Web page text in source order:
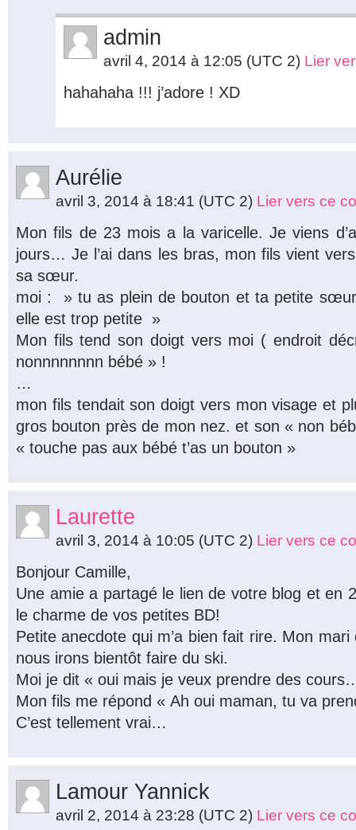
admin
avril 4, 2014 à 12:05 (UTC 2) Lier
hahahaha !!! j’adore ! XD
Aurélie
avril 3, 2014 à 18:41 (UTC 2) Lier vers ce
Mon fils de 23 mois a la varicelle. Je viens
jours… Je l’ai dans les bras, mon fils vient
sa sœur.
moi : » tu as plein de bouton et ta petite
elle est trop petite »
Mon fils tend son doigt vers moi ( endroit
nonnnnnnnn bébé » !
…
mon fils tendait son doigt vers mon visage et
gros bouton près de mon nez. et son « non
« touche pas aux bébé t’as un bouton »
Laurette
avril 3, 2014 à 10:05 (UTC 2) Lier vers ce
Bonjour Camille,
Une amie a partagé le lien de votre blog et en
le charme de vos petites BD!
Petite anecdote qui m’a bien fait rire. Mon
nous irons bientôt faire du ski.
Moi je dit « oui mais je veux prendre des
Mon fils me répond « Ah oui maman, tu va
C’est tellement vrai…
Lamour Yannick
avril 2, 2014 à 23:28 (UTC 2) Lier vers ce